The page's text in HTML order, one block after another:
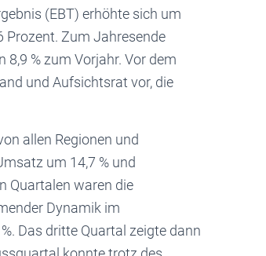
(EBT) erhöhte sich um
Prozent. Zum Jahresende
% zum Vorjahr. Vor dem
und Aufsichtsrat vor, die
allen Regionen und
um 14,7 % und
Quartalen waren die
Dynamik im
Das dritte Quartal zeigte dann